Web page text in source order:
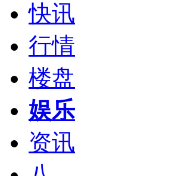
快讯
行情
楼盘
娱乐
资讯